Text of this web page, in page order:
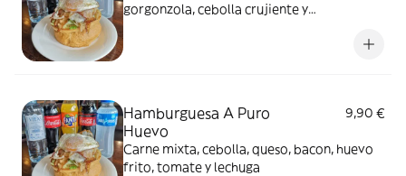
gorgonzola, cebolla crujiente y
Hamburguesa A Puro
Huevo
9,90 €
Carne mixta, cebolla, queso, bacon, huevo
frito, tomate y lechuga